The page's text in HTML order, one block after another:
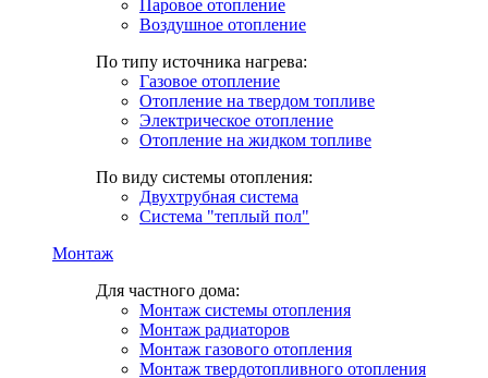
Паровое отопление
Воздушное отопление
По типу источника нагрева:
Газовое отопление
Отопление на твердом топливе
Электрическое отопление
Отопление на жидком топливе
По виду системы отопления:
Двухтрубная система
Система "теплый пол"
Монтаж
Для частного дома:
Монтаж системы отопления
Монтаж радиаторов
Монтаж газового отопления
Монтаж твердотопливного отопления